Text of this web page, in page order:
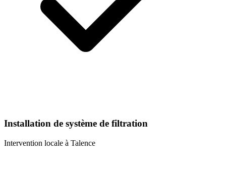
Installation de système de filtration
Intervention locale à Talence